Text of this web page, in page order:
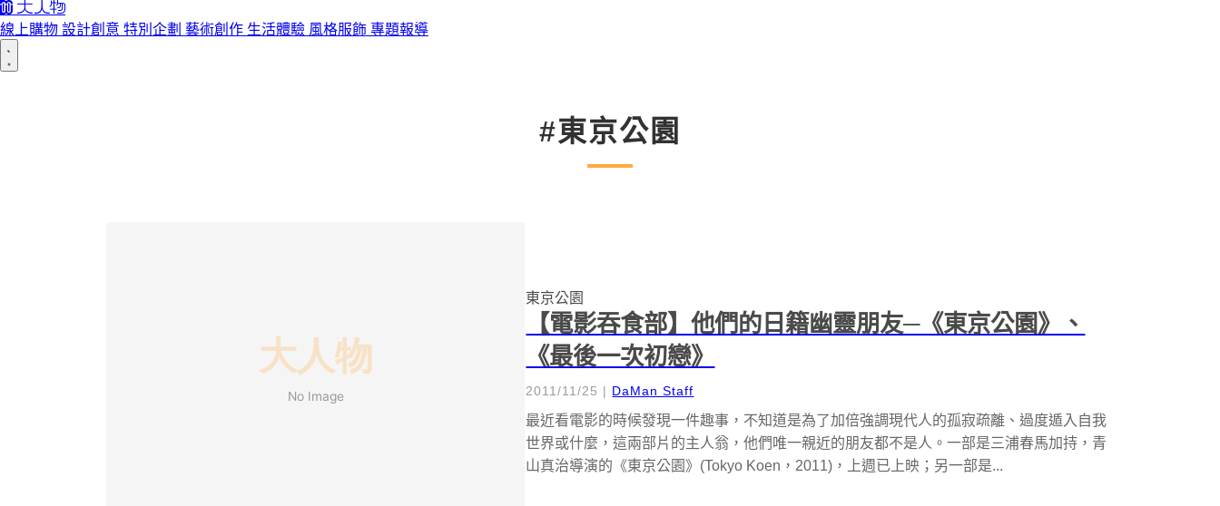
線上購物 設計創意 特別企劃 藝術創作 生活體驗 風格服飾 專題報導
#東京公園
東京公園
【電影吞食部】他們的日籍幽靈朋友─《東京公園》、
《最後一次初戀》
2011/11/25 | DaMan Staff
最近看電影的時候發現一件趣事，不知道是為了加倍強調現代人的孤寂疏離、過度遁入自我
世界或什麼，這兩部片的主人翁，他們唯一親近的朋友都不是人。一部是三浦春馬加持，青
山真治導演的《東京公園》(Tokyo Koen，2011)，上週已上映；另一部是...